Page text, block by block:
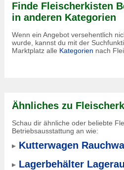
Finde Fleischerkisten
in anderen Kategorien
Wenn ein Angebot versehentlich
wurde, kannst du mit der
Marktplatz alle Kategorien nach
Ähnliches zu
Schau dir ähnliche oder beliebte
Betriebsausstattung an wie:
Kutterwagen
Lagerbehälter